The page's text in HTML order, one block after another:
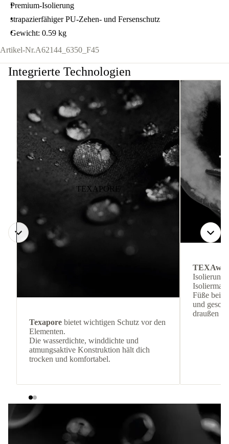
Premium-Isolierung
strapazierfähiger PU-Zehen- und Fersenschutz
Gewicht: 0.59 kg
Artikel-Nr.A62144_6350_F45
Integrierte Technologien
TEXAPORE
Texapore bietet wichtigen Schutz vor den
Elementen.
Die wasserdichte, winddichte und
atmungsaktive Konstruktion hält dich
trocken und komfortabel.
Isolierung
Füße bei
und
draußen